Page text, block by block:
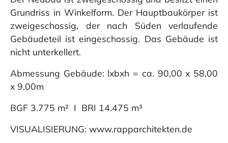
Grundriss in Winkelform. Der Hauptbaukörper ist
zweigeschossig, der nach Süden verlaufende
Gebäudeteil ist eingeschossig. Das Gebäude ist
nicht unterkellert.
Abmessung Gebäude: lxbxh = ca. 90,00 x 58,00
x 9,00m
BGF 3.775 m² I BRI 14.475 m³
VISUALISIERUNG: www.rapparchitekten.de